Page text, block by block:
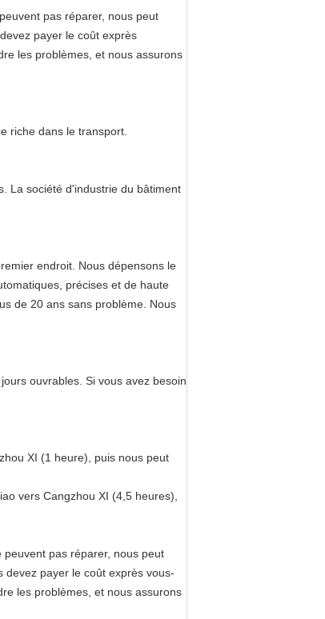
pas réparer, nous peut
payer le coût exprès
les problèmes, et nous assurons
riche dans le transport.
La société d'industrie du bâtiment
endroit. Nous dépensons le
précises et de haute
de 20 ans sans problème. Nous
ouvrables. Si vous avez besoin
XI (1 heure), puis nous peut
vers Cangzhou XI (4,5 heures),
pas réparer, nous peut
devez payer le coût exprès vous-
les problèmes, et nous assurons